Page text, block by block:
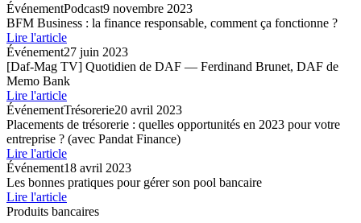
ÉvénementPodcast9 novembre 2023
BFM Business : la finance responsable, comment ça fonctionne ?
Lire l'article
Événement27 juin 2023
[Daf-Mag TV] Quotidien de DAF — Ferdinand Brunet, DAF de
Memo Bank
Lire l'article
ÉvénementTrésorerie20 avril 2023
Placements de trésorerie : quelles opportunités en 2023 pour votre
entreprise ? (avec Pandat Finance)
Lire l'article
Événement18 avril 2023
Les bonnes pratiques pour gérer son pool bancaire
Lire l'article
Produits bancaires